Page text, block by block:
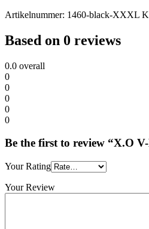
Artikelnummer: 1460-black-XXXL
Based on 0 reviews
0.0 overall
0
0
0
0
0
Be the first to review “X.O
Your Rating
Your Review